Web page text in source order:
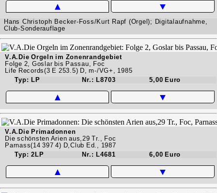
▲ ▼
Hans Christoph Becker-Foss/Kurt Rapf (Orgel); Digitalaufnahme,
Club-Sonderauflage
V.A.Die Orgeln im Zonenrandgebiet
Folge 2, Goslar bis Passau, Foc
Life Records(3 E 253.5) D, m-/VG+, 1985
Typ: LP
Nr.: L8703 5,00 Euro
▲ ▼
V.A.Die Primadonnen
Die schönsten Arien aus,29 Tr., Foc
Parnass(14 397 4) D,Club Ed., 1987
Typ: 2LP
Nr.: L4681 6,00 Euro
▲ ▼